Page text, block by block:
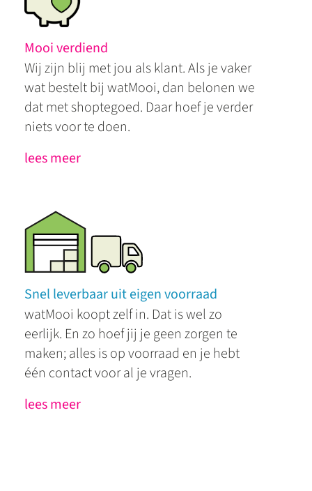
Mooi verdiend
Wij zijn blij met jou als klant. Als je vaker
wat bestelt bij watMooi, dan belonen we
dat met shoptegoed. Daar hoef je verder
niets voor te doen.
lees meer
Snel leverbaar uit eigen voorraad
watMooi koopt zelf in. Dat is wel zo
eerlijk. En zo hoef jij je geen zorgen te
maken; alles is op voorraad en je hebt
één contact voor al je vragen.
lees meer